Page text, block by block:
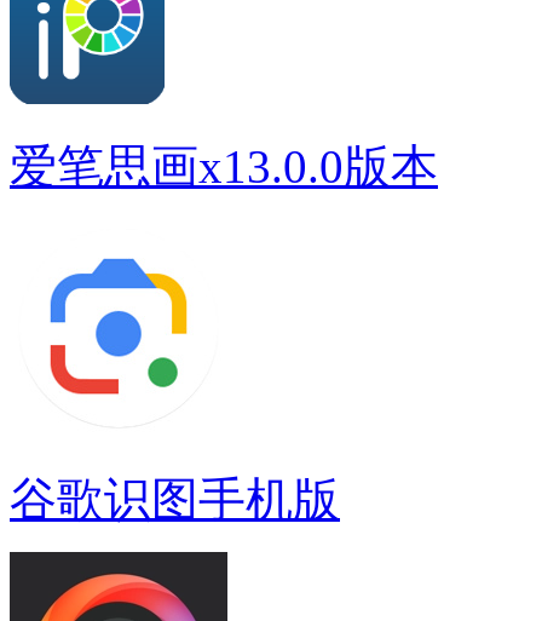
爱笔思画x13.0.0版本
谷歌识图手机版